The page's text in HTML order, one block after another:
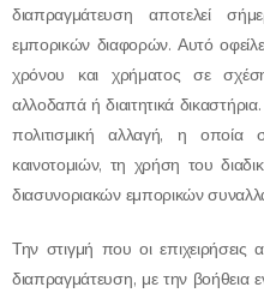
διαπραγμάτευση αποτελεί
εμπορικών διαφορών. Αυτό
χρόνου και χρήματος σε
αλλοδαπά ή διαιτητικά
πολιτισμική αλλαγή, η
καινοτομιών, τη χρήση του
διασυνοριακών εμπορικών
Την στιγμή που οι
διαπραγμάτευση, με την βοήθεια